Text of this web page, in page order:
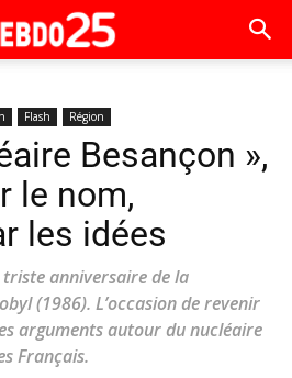
Flash Région
Besançon »,
le nom,
les idées
anniversaire de la
(1986). L’occasion de revenir
arguments autour du nucléaire
Français.